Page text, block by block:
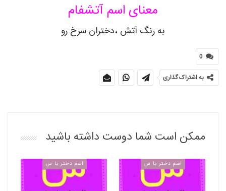
معنای اسم آتشفام
به رنگ آتش ،دختران سرخ رو
0
به اشتراک گذاری
ممکن است شما دوست داشته باشید
اسم دختر با س اسم دختر با س